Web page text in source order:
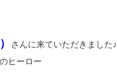
さんに来ていただきました♪
ヒーロー